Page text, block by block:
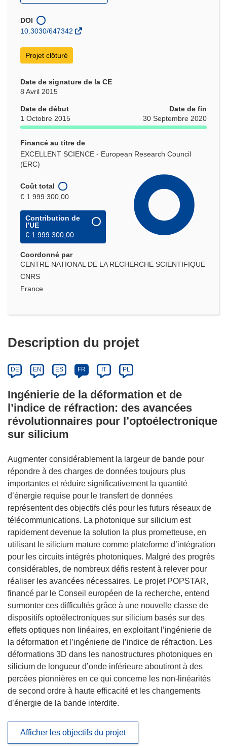
dans
une
nouvelle
DOI
10.3030/647342
Projet clôturé
Date de signature de la CE
8 Avril 2015
Date de début
1 Octobre 2015
Date de fin
30 Septembre 2020
Financé au titre de
EXCELLENT SCIENCE - European Research Council
(ERC)
Coût total
€ 1 999 300,00
Contribution de
l’UE
€ 1 999 300,00
Coordonné par
CENTRE NATIONAL DE LA RECHERCHE SCIENTIFIQUE
CNRS
France
Description du projet
DE EN ES FR IT PL
Ingénierie de la déformation et de
l’indice de réfraction: des avancées
révolutionnaires pour l’optoélectronique
sur silicium
Augmenter considérablement la largeur de bande pour
répondre à des charges de données toujours plus
importantes et réduire significativement la quantité
d’énergie requise pour le transfert de données
représentent des objectifs clés pour les futurs réseaux de
télécommunications. La photonique sur silicium est
rapidement devenue la solution la plus prometteuse, en
utilisant le silicium mature comme plateforme d’intégration
pour les circuits intégrés photoniques. Malgré des progrès
considérables, de nombreux défis restent à relever pour
réaliser les avancées nécessaires. Le projet POPSTAR,
financé par le Conseil européen de la recherche, entend
surmonter ces difficultés grâce à une nouvelle classe de
dispositifs optoélectroniques sur silicium basés sur des
effets optiques non linéaires, en exploitant l’ingénierie de
la déformation et l’ingénierie de l’indice de réfraction. Les
déformations 3D dans les nanostructures photoniques en
silicium de longueur d’onde inférieure aboutiront à des
percées pionnières en ce qui concerne les non-linéarités
de second ordre à haute efficacité et les changements
d’énergie de la bande interdite.
Afficher les objectifs du projet